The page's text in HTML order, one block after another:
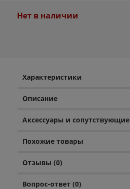
Нет в наличии
Характеристики
Описание
Аксессуары и сопутствующие
Похожие товары
Отзывы (0)
Вопрос-ответ (0)